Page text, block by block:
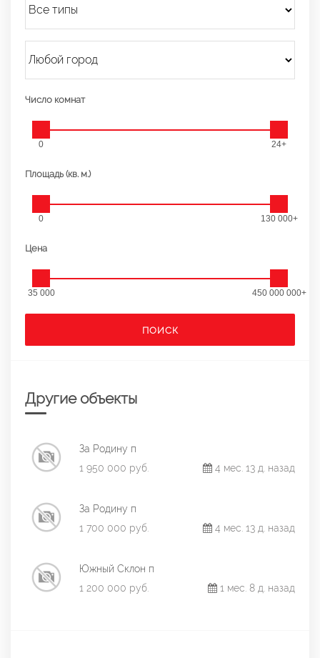
Число комнат
0 24+
Площадь (кв. м.)
0 130 000+
Цена
35 000 450 000 000+
ПОИСК
Другие объекты
За Родину п
1 950 000 руб.
4 мес. 13 д. назад
За Родину п
1 700 000 руб.
4 мес. 13 д. назад
Южный Склон п
1 200 000 руб.
1 мес. 8 д. назад